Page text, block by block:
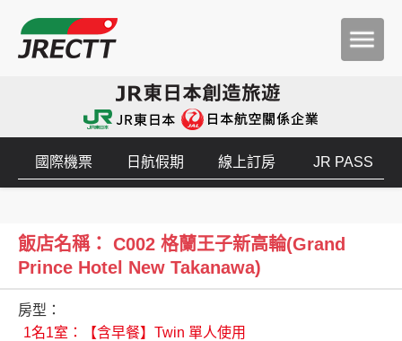
國際機票 日航假期 線上訂房 JR PASS
飯店名稱： C002 格蘭王子新高輪(Grand
Prince Hotel New Takanawa)
房型：
1名1室：【含早餐】Twin 單人使用